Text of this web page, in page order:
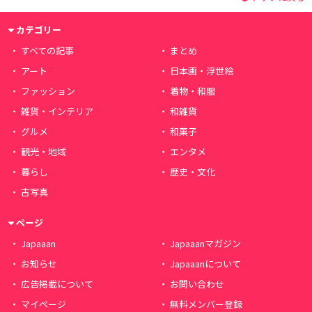
カテゴリー
すべての記事
まとめ
アート
日本画・浮世絵
ファッション
着物・和服
雑貨・インテリア
和雑貨
グルメ
和菓子
観光・地域
エンタメ
暮らし
歴史・文化
古写真
ページ
Japaaan
Japaaanマガジン
お知らせ
Japaaanについて
広告掲載について
お問い合わせ
マイページ
無料メンバー登録